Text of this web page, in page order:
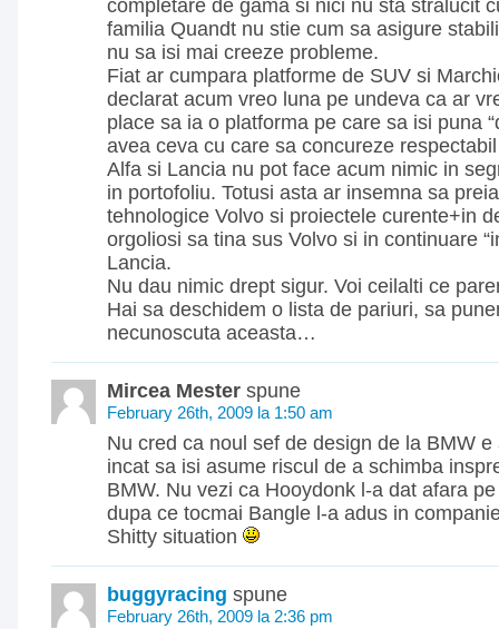
completare de gama si nici nu sta stralucit
familia Quandt nu stie cum sa asigure
nu sa isi mai creeze probleme.
Fiat ar cumpara platforme de SUV si
declarat acum vreo luna pe undeva ca ar
place sa ia o platforma pe care sa isi puna
avea ceva cu care sa concureze
Alfa si Lancia nu pot face acum nimic in
in portofoliu. Totusi asta ar insemna sa
tehnologice Volvo si proiectele curente+in
orgoliosi sa tina sus Volvo si in continuare
Lancia.
Nu dau nimic drept sigur. Voi ceilalti ce
Hai sa deschidem o lista de pariuri, sa
necunoscuta aceasta…
Mircea Mester spune
February 26th, 2009 la 1:50 am
Nu cred ca noul sef de design de la BMW
incat sa isi asume riscul de a schimba
BMW. Nu vezi ca Hooydonk l-a dat afara
dupa ce tocmai Bangle l-a adus in
Shitty situation
buggyracing spune
February 26th, 2009 la 2:36 pm